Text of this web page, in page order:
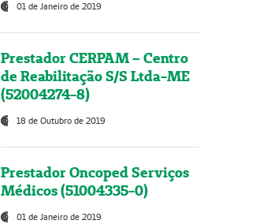
01 de Janeiro de 2019
Prestador CERPAM – Centro
de Reabilitação S/S Ltda-ME
(52004274-8)
18 de Outubro de 2019
Prestador Oncoped Serviços
Médicos (51004335-0)
01 de Janeiro de 2019